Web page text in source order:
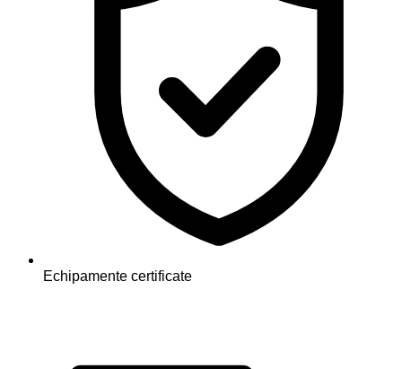
Echipamente certificate